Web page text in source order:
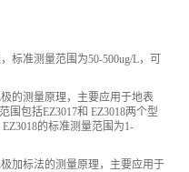
标准测量范围为50-500ug/L，可
的测量原理，主要应用于地表
包括EZ3017和 EZ3018两个型
的标准测量范围为1-
加标法的测量原理，主要应用于